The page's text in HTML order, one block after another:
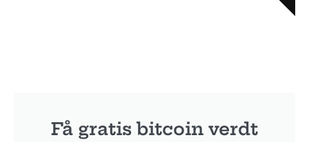
Få gratis bitcoin verdt